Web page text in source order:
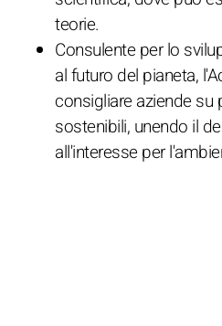
teorie.
Consulente per lo
al futuro del pianeta,
consigliare aziende su
sostenibili, unendo il
all'interesse per